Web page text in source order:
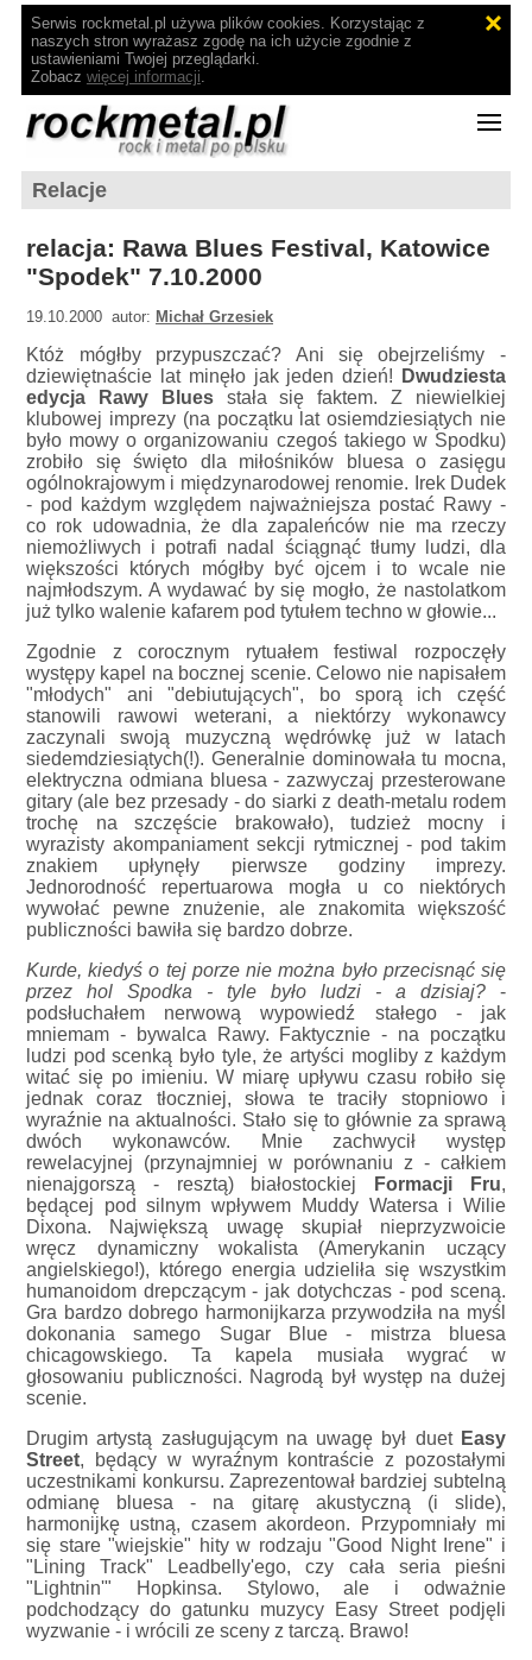
Serwis rockmetal.pl używa plików cookies. Korzystając z
naszych stron wyrażasz zgodę na ich użycie zgodnie z
ustawieniami Twojej przeglądarki.
Zobacz więcej informacji.
Relacje
relacja: Rawa Blues Festival, Katowice
"Spodek" 7.10.2000
19.10.2000 autor: Michał Grzesiek
Któż mógłby przypuszczać? Ani się obejrzeliśmy -
dziewiętnaście lat minęło jak jeden dzień!
Dwudziesta
edycja Rawy Bluesstała się faktem. Z niewielkiej
klubowej imprezy (na początku lat osiemdziesiątych nie
było mowy o organizowaniu czegoś takiego w Spodku)
zrobiło się święto dla miłośników bluesa o zasięgu
ogólnokrajowym i międzynarodowej renomie. Irek Dudek
- pod każdym względem najważniejsza postać Rawy -
co rok udowadnia, że dla zapaleńców nie ma rzeczy
niemożliwych i potrafi nadal ściągnąć tłumy ludzi, dla
większości których mógłby być ojcem i to wcale nie
najmłodszym. A wydawać by się mogło, że nastolatkom
już tylko walenie kafarem pod tytułem techno w głowie...
Zgodnie z corocznym rytuałem festiwal rozpoczęły
występy kapel na bocznej scenie. Celowo nie napisałem
"młodych" ani "debiutujących", bo sporą ich część
stanowili rawowi weterani, a niektórzy wykonawcy
zaczynali swoją muzyczną wędrówkę już w latach
siedemdziesiątych(!). Generalnie dominowała tu mocna,
elektryczna odmiana bluesa - zazwyczaj przesterowane
gitary (ale bez przesady - do siarki z death-metalu rodem
trochę na szczęście brakowało), tudzież mocny i
wyrazisty akompaniament sekcji rytmicznej - pod takim
znakiem upłynęły pierwsze godziny imprezy.
Jednorodność repertuarowa mogła u co niektórych
wywołać pewne znużenie, ale znakomita większość
publiczności bawiła się bardzo dobrze.
Kurde, kiedyś o tej porze nie można było przecisnąć się
przez hol Spodka - tyle było ludzi - a dzisiaj? -
podsłuchałem nerwową wypowiedź stałego - jak
mniemam - bywalca Rawy. Faktycznie - na początku
ludzi pod scenką było tyle, że artyści mogliby z każdym
witać się po imieniu. W miarę upływu czasu robiło się
jednak coraz tłoczniej, słowa te traciły stopniowo i
wyraźnie na aktualności. Stało się to głównie za sprawą
dwóch wykonawców. Mnie zachwycił występ
rewelacyjnej (przynajmniej w porównaniu z - całkiem
nienajgorszą - resztą) białostockiej
Formacji Fru,
będącej pod silnym wpływem Muddy Watersa i Wilie
Dixona. Największą uwagę skupiał nieprzyzwoicie
wręcz dynamiczny wokalista (Amerykanin uczący
angielskiego!), którego energia udzieliła się wszystkim
humanoidom drepczącym - jak dotychczas - pod sceną.
Gra bardzo dobrego harmonijkarza przywodziła na myśl
dokonania samego Sugar Blue - mistrza bluesa
chicagowskiego. Ta kapela musiała wygrać w
głosowaniu publiczności. Nagrodą był występ na dużej
scenie.
Drugim artystą zasługującym na uwagę był duet Easy
Street, będący w wyraźnym kontraście z pozostałymi
uczestnikami konkursu. Zaprezentował bardziej subtelną
odmianę bluesa - na gitarę akustyczną (i slide),
harmonijkę ustną, czasem akordeon. Przypomniały mi
się stare "wiejskie" hity w rodzaju "Good Night Irene" i
"Lining Track" Leadbelly'ego, czy cała seria pieśni
"Lightnin'" Hopkinsa. Stylowo, ale i odważnie
podchodzący do gatunku muzycy Easy Street podjęli
wyzwanie - i wrócili ze sceny z tarczą. Brawo!